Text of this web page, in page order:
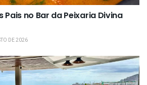
Pais no Bar da Peixaria Divina
DE 2026